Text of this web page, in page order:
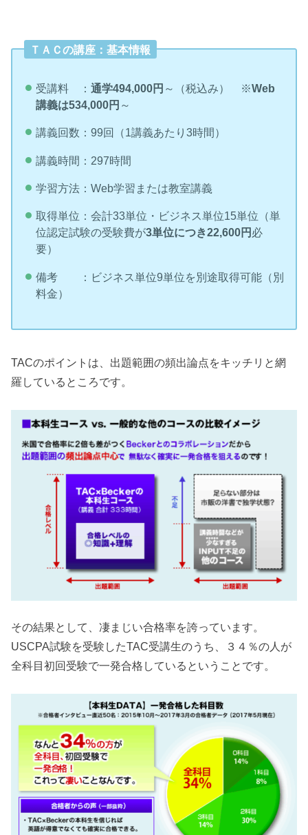
ＴＡＣの講座：基本情報
受講料 ： 通学494,000円 ～（税込み） ※Web
講義は534,000円 ～
講義回数：99回（1講義あたり3時間）
講義時間：297時間
学習方法：Web学習または教室講義
取得単位：会計33単位・ビジネス単位15単位（単
位認定試験の受験費が3単位につき22,600円 必
要）
備考 ：ビジネス単位9単位を別途取得可能（別
料金）
TACのポイントは、出題範囲の頻出論点をキッチリと網
羅しているところです。
その結果として、凄まじい合格率を誇っています。
USCPA試験を受験したTAC受講生のうち、３４％の人が
全科目初回受験で一発合格しているということです。